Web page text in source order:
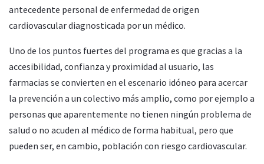
antecedente personal de enfermedad de origen
cardiovascular diagnosticada por un médico.
Uno de los puntos fuertes del programa es que gracias a la
accesibilidad, confianza y proximidad al usuario, las
farmacias se convierten en el escenario idóneo para acercar
la prevención a un colectivo más amplio, como por ejemplo a
personas que aparentemente no tienen ningún problema de
salud o no acuden al médico de forma habitual, pero que
pueden ser, en cambio, población con riesgo cardiovascular.